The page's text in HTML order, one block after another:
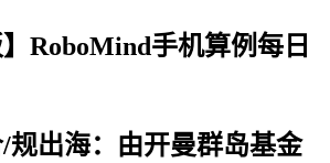
】RoboMind手机算例每日
出海： 由开曼群岛基金